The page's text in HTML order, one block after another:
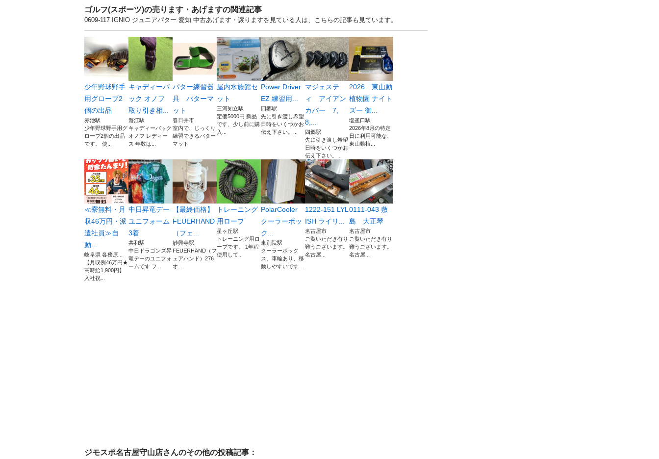
ゴルフ(スポーツ)の売ります・あげますの関連記事
0609-117 IGNIO ジュニアパター 愛知 中古あげます・譲りますを見ている人は、こちらの記事も見ています。
少年野球野手
用グローブ2
個の出品
赤池駅
少年野球野手用グ
ローブ2個の出品
です。 使...
キャディーバ
ック オノフ
取り引き相...
蟹江駅
キャディーバック
オノフ レディー
ス 年数は...
パター練習器
具 パターマ
ット
春日井市
室内で、じっくり
練習できるパター
マット
屋内水族館セ
ット
三河知立駅
定価5000円 新品
です、少し前に購
入...
Power Driver
EZ 練習用...
四郷駅
先に引き渡し希望
日時をいくつかお
伝え下さい。...
マジェステ
ィ アイアン
カバー 7,
8,...
四郷駅
先に引き渡し希望
日時をいくつかお
伝え下さい。...
2026 東山動
植物園 ナイト
ズー 御...
塩釜口駅
2026年8月の特定
日に利用可能な、
東山動植...
≪寮無料・月
収46万円・派
遣社員≫自
動...
岐阜県 各務原...
【月収例46万円★
高時給1,900円】
入社祝...
中日昇竜デー
ユニフォーム
3着
共和駅
中日ドラゴンズ昇
竜デーのユニフォ
ームです フ...
【最終価格】
FEUERHAND
（フェ...
妙興寺駅
FEUERHAND（フ
ェアハンド）276
オ...
トレーニング
用ロープ
星ヶ丘駅
トレーニング用ロ
ープです。 1年程
使用して...
PolarCooler
クーラーボッ
ク...
東別院駅
クーラーボック
ス、車輪あり、移
動しやすいです...
1222-151 LYL
ISH ライリ...
名古屋市
ご覧いただき有り
難うございます。
名古屋...
0111-043 敷
島 大正琴
名古屋市
ご覧いただき有り
難うございます。
名古屋...
ジモスポ名古屋守山店さんのその他の投稿記事：